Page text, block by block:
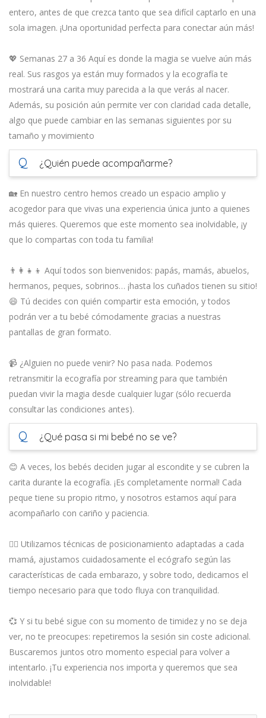
entero, antes de que crezca tanto que sea difícil captarlo en una
sola imagen. ¡Una oportunidad perfecta para conectar aún más!
💖 Semanas 27 a 36 Aquí es donde la magia se vuelve aún más
real. Sus rasgos ya están muy formados y la ecografía te
mostrará una carita muy parecida a la que verás al nacer.
Además, su posición aún permite ver con claridad cada detalle,
algo que puede cambiar en las semanas siguientes por su
tamaño y movimiento
Q ¿Quién puede acompañarme?
🏡 En nuestro centro hemos creado un espacio amplio y
acogedor para que vivas una experiencia única junto a quienes
más quieres. Queremos que este momento sea inolvidable, ¡y
que lo compartas con toda tu familia!
👨‍👩‍👧‍👦 Aquí todos son bienvenidos: papás, mamás, abuelos,
hermanos, peques, sobrinos… ¡hasta los cuñados tienen su sitio!
😄 Tú decides con quién compartir esta emoción, y todos
podrán ver a tu bebé cómodamente gracias a nuestras
pantallas de gran formato.
📹 ¿Alguien no puede venir? No pasa nada. Podemos
retransmitir la ecografía por streaming para que también
puedan vivir la magia desde cualquier lugar (sólo recuerda
consultar las condiciones antes).
Q ¿Qué pasa si mi bebé no se ve?
😊 A veces, los bebés deciden jugar al escondite y se cubren la
carita durante la ecografía. ¡Es completamente normal! Cada
peque tiene su propio ritmo, y nosotros estamos aquí para
acompañarlo con cariño y paciencia.
🧘‍♀️ Utilizamos técnicas de posicionamiento adaptadas a cada
mamá, ajustamos cuidadosamente el ecógrafo según las
características de cada embarazo, y sobre todo, dedicamos el
tiempo necesario para que todo fluya con tranquilidad.
💞 Y si tu bebé sigue con su momento de timidez y no se deja
ver, no te preocupes: repetiremos la sesión sin coste adicional.
Buscaremos juntos otro momento especial para volver a
intentarlo. ¡Tu experiencia nos importa y queremos que sea
inolvidable!